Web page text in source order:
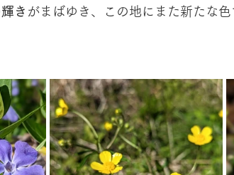
き がまばゆき、この地にまた新たな色